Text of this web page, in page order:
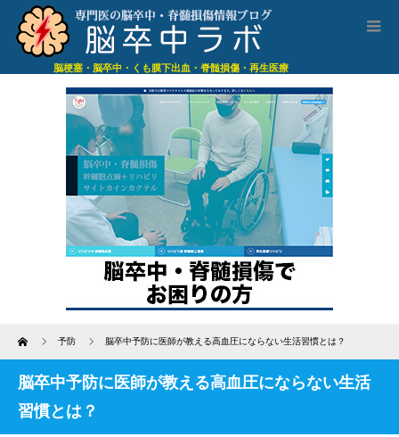
脳梗塞・脳卒中・くも膜下出血・脊髄損傷・再生医療
Home 予防 脳卒中予防に医師が教える高血圧にならない生活習慣とは？
脳卒中予防に医師が教える高血圧にならない生活
習慣とは？